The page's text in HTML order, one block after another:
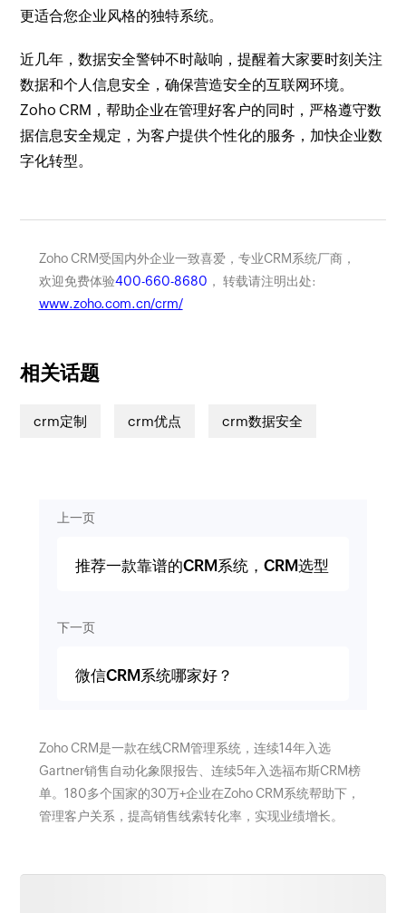
更适合您企业风格的独特系统。
近几年，数据安全警钟不时敲响，提醒着大家要时刻关注
数据和个人信息安全，确保营造安全的互联网环境。
Zoho CRM，帮助企业在管理好客户的同时，严格遵守数
据信息安全规定，为客户提供个性化的服务，加快企业数
字化转型。
Zoho CRM受国内外企业一致喜爱，专业CRM系统厂商，
欢迎免费体验400-660-8680 ， 转载请注明出处:
www.zoho.com.cn/crm/
相关话题
crm定制 crm优点 crm数据安全
上一页
推荐一款靠谱的CRM系统，CRM选型
下一页
微信CRM系统哪家好？
Zoho CRM是一款在线CRM管理系统，连续14年入选
Gartner销售自动化象限报告、连续5年入选福布斯CRM榜
单。180多个国家的30万+企业在Zoho CRM系统帮助下，
管理客户关系，提高销售线索转化率，实现业绩增长。